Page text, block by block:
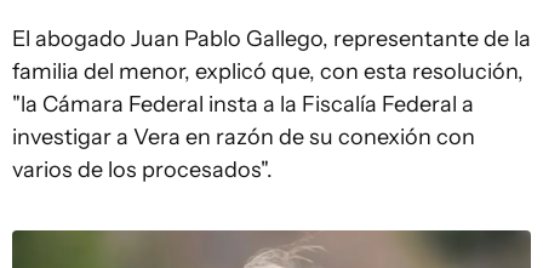
El abogado Juan Pablo Gallego, representante de la
familia del menor, explicó que, con esta resolución,
"la Cámara Federal insta a la Fiscalía Federal a
investigar a Vera en razón de su conexión con
varios de los procesados".